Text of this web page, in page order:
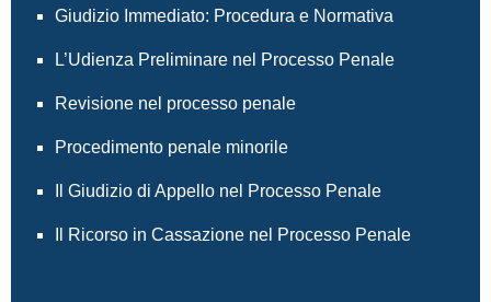
Giudizio Immediato: Procedura e Normativa
L’Udienza Preliminare nel Processo Penale
Revisione nel processo penale
Procedimento penale minorile
Il Giudizio di Appello nel Processo Penale
Il Ricorso in Cassazione nel Processo Penale